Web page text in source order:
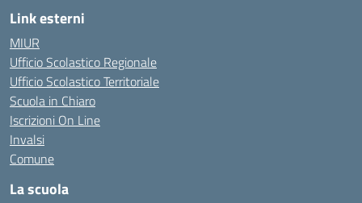
Link esterni
MIUR
Ufficio Scolastico Regionale
Ufficio Scolastico Territoriale
Scuola in Chiaro
Iscrizioni On Line
Invalsi
Comune
La scuola